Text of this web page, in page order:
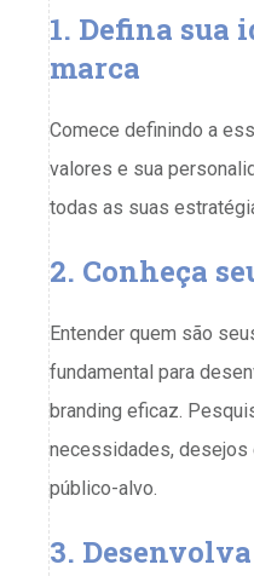
1. Defina sua
marca
Comece definindo a
valores e sua
todas as suas
2. Conheça
Entender quem são
fundamental para
branding eficaz.
necessidades,
público-alvo.
3.